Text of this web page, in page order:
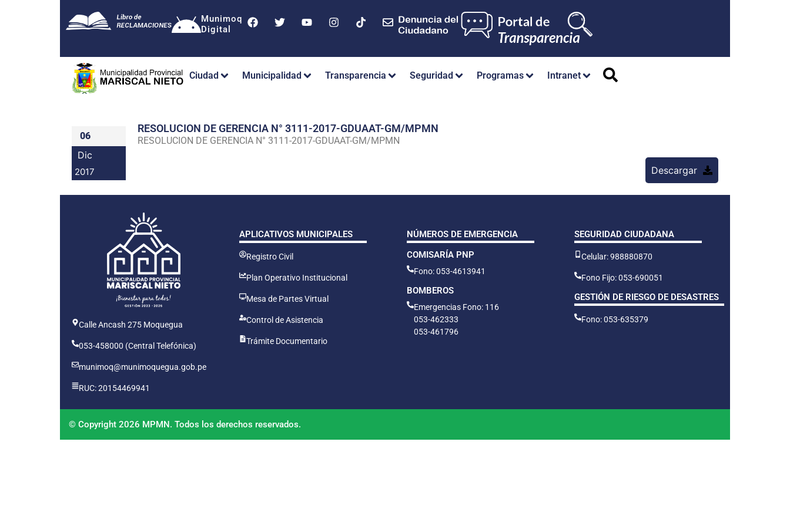
Munimoq
Digital
Ciudad Municipalidad Transparencia Seguridad Programas Intranet
06
Dic
2017
RESOLUCION DE GERENCIA N° 3111-2017-GDUAAT-GM/MPMN
RESOLUCION DE GERENCIA N° 3111-2017-GDUAAT-GM/MPMN
Descargar
Calle Ancash 275 Moquegua
053-458000 (Central Telefónica)
munimoq@munimoquegua.gob.pe
RUC: 20154469941
APLICATIVOS MUNICIPALES
Registro Civil
Plan Operativo Institucional
Mesa de Partes Virtual
Control de Asistencia
Trámite Documentario
NÚMEROS DE EMERGENCIA
COMISARÍA PNP
Fono: 053-4613941
BOMBEROS
Emergencias Fono: 116
053-462333
053-461796
SEGURIDAD CIUDADANA
Celular: 988880870
Fono Fijo: 053-690051
GESTIÓN DE RIESGO DE DESASTRES
Fono: 053-635379
© Copyright 2026 MPMN. Todos los derechos reservados.